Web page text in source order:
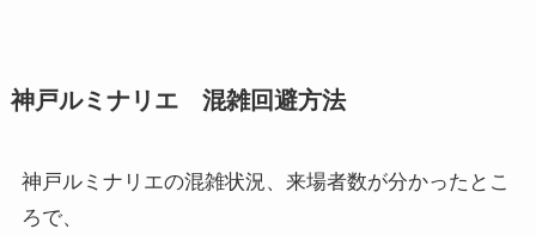
神戸ルミナリエ 混雑回避方法
神戸ルミナリエの混雑状況、来場者数が分かったとこ
ろで、